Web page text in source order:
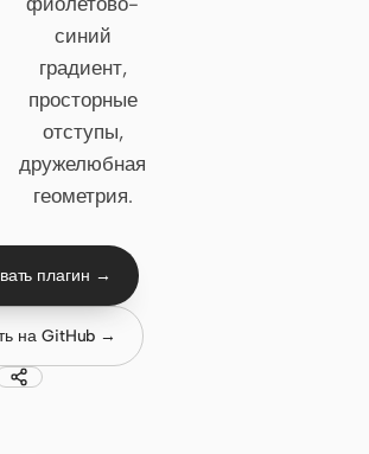
OpenCode
Gemini CLI
GitHub Copilot CLI
Qwen Code
DeepSeek TUI
Trae CLI
синий
градиент,
просторные
отступы,
дружелюбная
геометрия.
плагин →
на GitHub →